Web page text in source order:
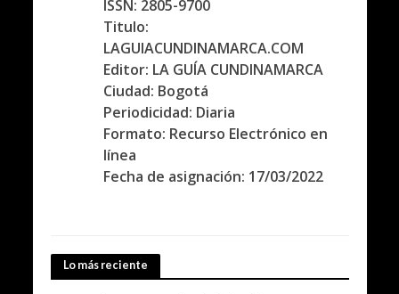
ISSN: 2805-9700
Titulo:
LAGUIACUNDINAMARCA.COM
Editor: LA GUÍA CUNDINAMARCA
Ciudad: Bogotá
Periodicidad: Diaria
Formato: Recurso Electrónico en
línea
Fecha de asignación: 17/03/2022
Lo más reciente